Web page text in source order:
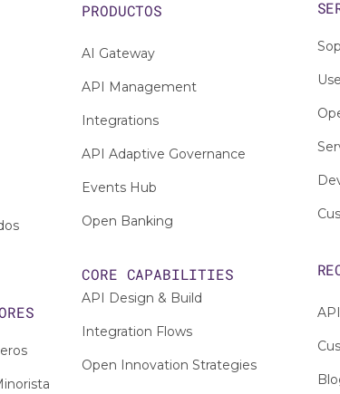
PRODUCTOS
AI Gateway
API Management
Integrations
API Adaptive Governance
Events Hub
Open Banking
CORE CAPABILITIES
API Design & Build
Integration Flows
Open Innovation Strategies